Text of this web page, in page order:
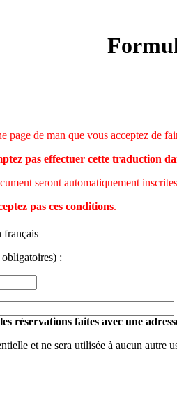
page de man que vous acceptez de
pas effectuer cette traduction
seront automatiquement
pas ces conditions.
français
:
les réservations faites avec une
et ne sera utilisée à aucun autre